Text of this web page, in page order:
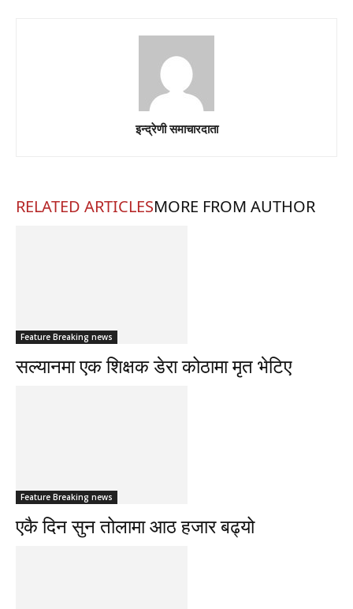
इन्द्रेणी समाचारदाता
RELATED ARTICLESMORE FROM AUTHOR
Feature Breaking news
सल्यानमा एक शिक्षक डेरा कोठामा मृत भेटिए
Feature Breaking news
एकै दिन सुन तोलामा आठ हजार बढ्यो